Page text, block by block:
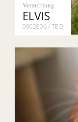
Vermittlung
ELVIS
0002806 / TEO